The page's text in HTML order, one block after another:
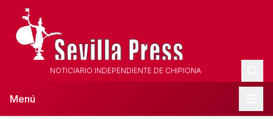
NOTICIARIO INDEPENDIENTE DE CHIPIONA
Menú